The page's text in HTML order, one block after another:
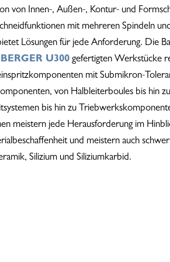
von Innen-, Außen-, Kontur- und
mit mehreren Spindeln
Lösungen für jede Anforderung. Die
U300 gefertigten Werkstücke
mit Submikron-
von Halbleiterboules bis hin
bis hin zu
meistern jede Herausforderung im
und meistern auch
Silizium und Siliziumkarbid.